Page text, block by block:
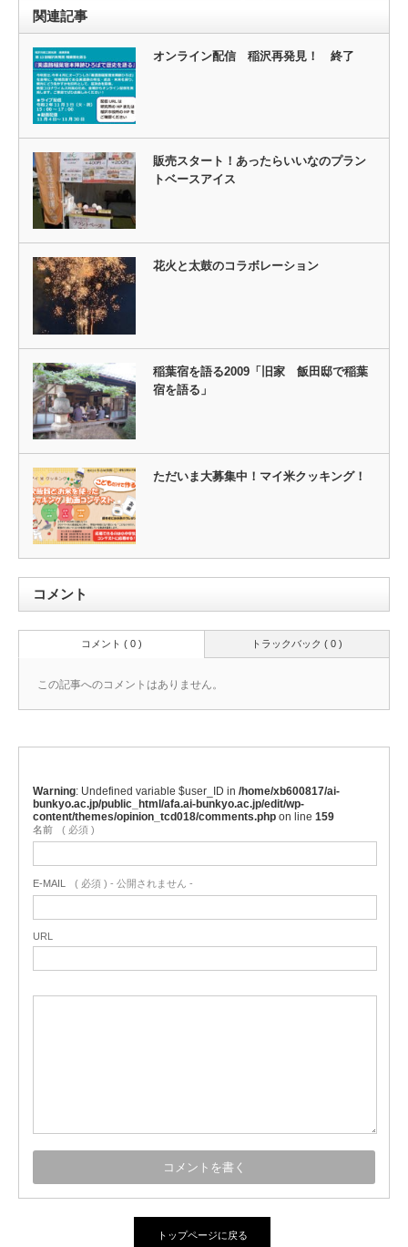
関連記事
オンライン配信 稲沢再発見！ 終了
販売スタート！あったらいいなのプラン
トベースアイス
花火と太鼓のコラボレーション
稲葉宿を語る2009「旧家 飯田邸で稲葉
宿を語る」
ただいま大募集中！マイ米クッキング！
コメント
トラックバック ( 0 )
コメント ( 0 )
この記事へのコメントはありません。
Warning : Undefined variable $user_ID in /home/xb600817/ai-
bunkyo.ac.jp/public_html/afa.ai-bunkyo.ac.jp/edit/wp-
content/themes/opinion_tcd018/comments.php on line 159
名前 ( 必須 )
E-MAIL ( 必須 ) - 公開されません -
URL
トップページに戻る